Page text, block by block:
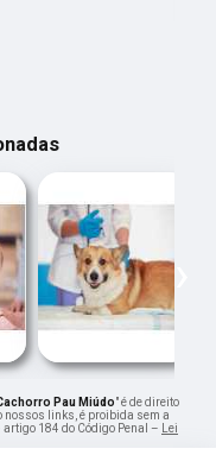
›
Pau Miúdo" é de direito
nossos links, é proibida sem a
184 do Código Penal – Lei